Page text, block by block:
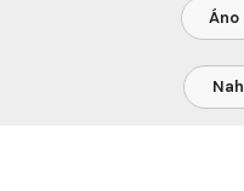
Áno